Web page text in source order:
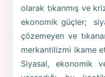
olarak tıkanmış ve
ekonomik güçler;
çözemeyen ve
merkantilizmi ikame
Siyasal, ekonomik